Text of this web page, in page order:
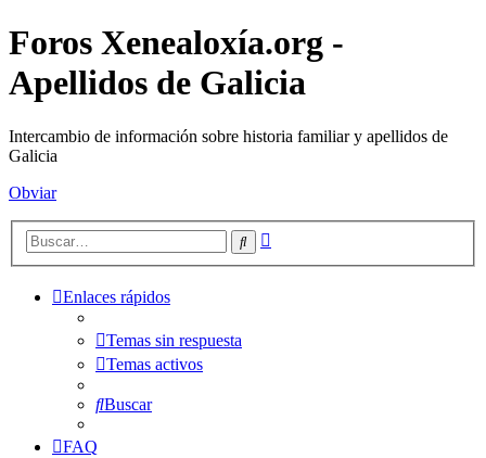
Foros Xenealoxía.org -
Apellidos de Galicia
Intercambio de información sobre historia familiar y apellidos de
Galicia
Obviar
Buscar
Enlaces rápidos
Temas sin respuesta
Temas activos
Buscar
FAQ